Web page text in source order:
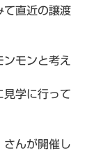
て直近の譲渡
モンと考え
見学に行って
さんが開催し